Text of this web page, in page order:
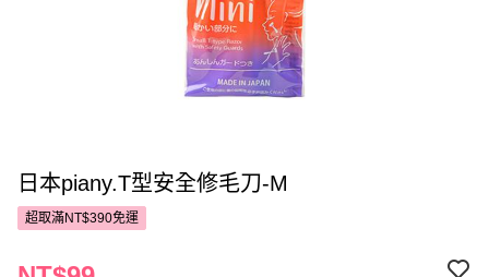
日本piany.T型安全修毛刀-M
超取滿NT$390免運